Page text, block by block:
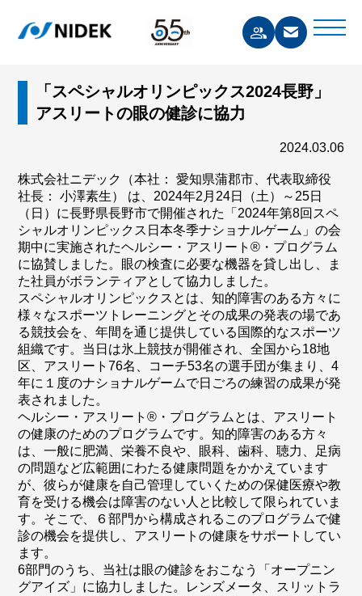
「スペシャルオリンピックス2024長野」
アスリートの眼の健診に協力
2024.03.06
株式会社ニデック（本社： 愛知県蒲郡市、代表取締役
社長： 小澤素生） は、2024年2月24日（土）～25日
（日）に長野県長野市で開催された「2024年第8回スペ
シャルオリンピックス日本冬季ナショナルゲーム」の会
期中に実施されたヘルシー・アスリート®・プログラム
に協賛しました。眼の検査に必要な機器を貸し出し、ま
た社員がボランティアとして協力しました。
スペシャルオリンピックスとは、知的障害のある方々に
様々なスポーツトレーニングとその成果の発表の場であ
る競技会を、年間を通じ提供している国際的なスポーツ
組織です。当日は氷上競技が開催され、全国から18地
区、アスリート76名、コーチ53名の選手団が集まり、4
年に１度のナショナルゲームで日ごろの練習の成果が発
表されました。
ヘルシー・アスリート®・プログラムとは、アスリート
の健康のためのプログラムです。知的障害のある方々
は、一般に肥満、栄養不良や、眼科、歯科、聴力、足病
の問題など広範囲にわたる健康問題をかかえています
が、彼らが健康を自己管理していくための保健医療や教
育を受ける機会は障害のない人と比較して限られていま
す。そこで、６部門から構成されるこのプログラムで健
診の機会を提供し、アスリートの健康をサポートしてい
ます。
6部門のうち、当社は眼の健診をおこなう「オープニン
グアイズ」に協力しました。レンズメータ、スリットラ